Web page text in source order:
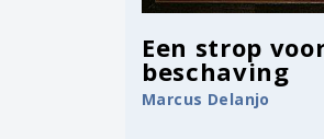
Een strop
beschaving
Marcus Delanjo